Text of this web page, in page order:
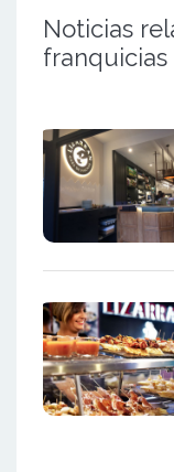
Noticias
franquicias